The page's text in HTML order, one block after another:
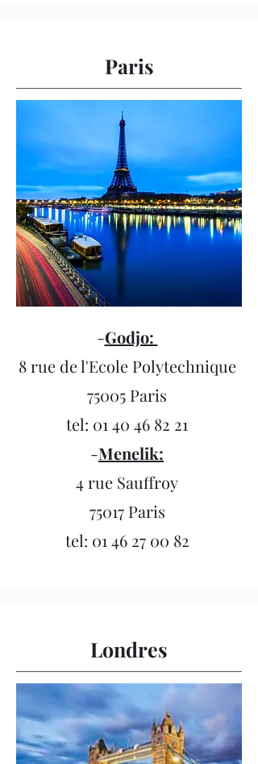
Paris
-Godjo:
8 rue de l'Ecole Polytechnique
75005 Paris
tel: 01 40 46 82 21
-Menelik:
4 rue Sauffroy
75017 Paris
tel: 01 46 27 00 82
Londres